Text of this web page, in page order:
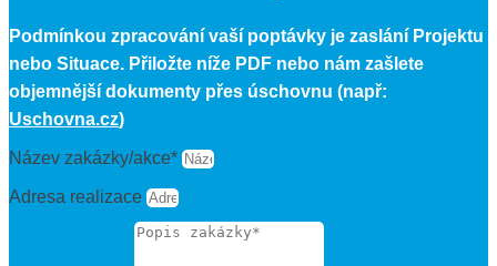
Podmínkou zpracování vaší poptávky je zaslání Projektu
nebo Situace. Přiložte níže PDF nebo nám zašlete
objemnější dokumenty přes úschovnu (např:
Uschovna.cz)
Název zakázky/akce*
Adresa realizace